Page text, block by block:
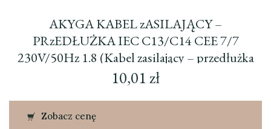
AKYGA KABEL zASILAJĄCY –
PRzEDŁUŻKA IEC C13/C14 CEE 7/7
230V/50Hz 1.8 (Kabel zasilający – przedłużka
AK-PC-003 IEC C13/C14 CEE 7/7 230V/50Hz
1.8m – AK
10,01zł
Zobacz cenę